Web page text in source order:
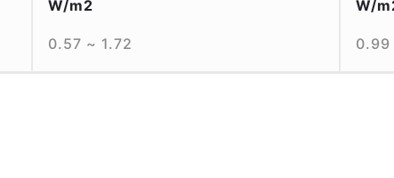
W/m2
0.57 ~ 1.72
W/
0.99